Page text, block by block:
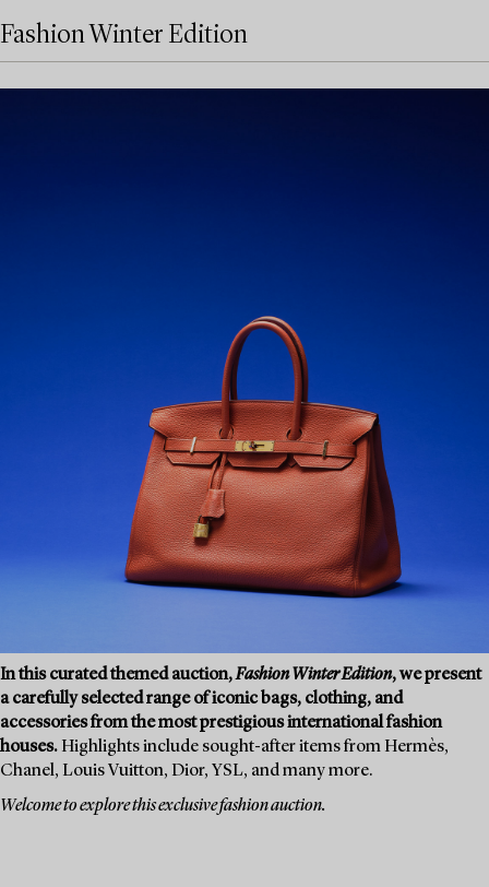
Fashion Winter Edition
In this curated themed auction,Fashion Winter Edition, we present
a carefully selected range of iconic bags, clothing, and
accessories from the most prestigious international fashion
houses. Highlights include sought-after items from Hermès,
Chanel, Louis Vuitton, Dior, YSL, and many more.
Welcome to explore this exclusive fashion auction.